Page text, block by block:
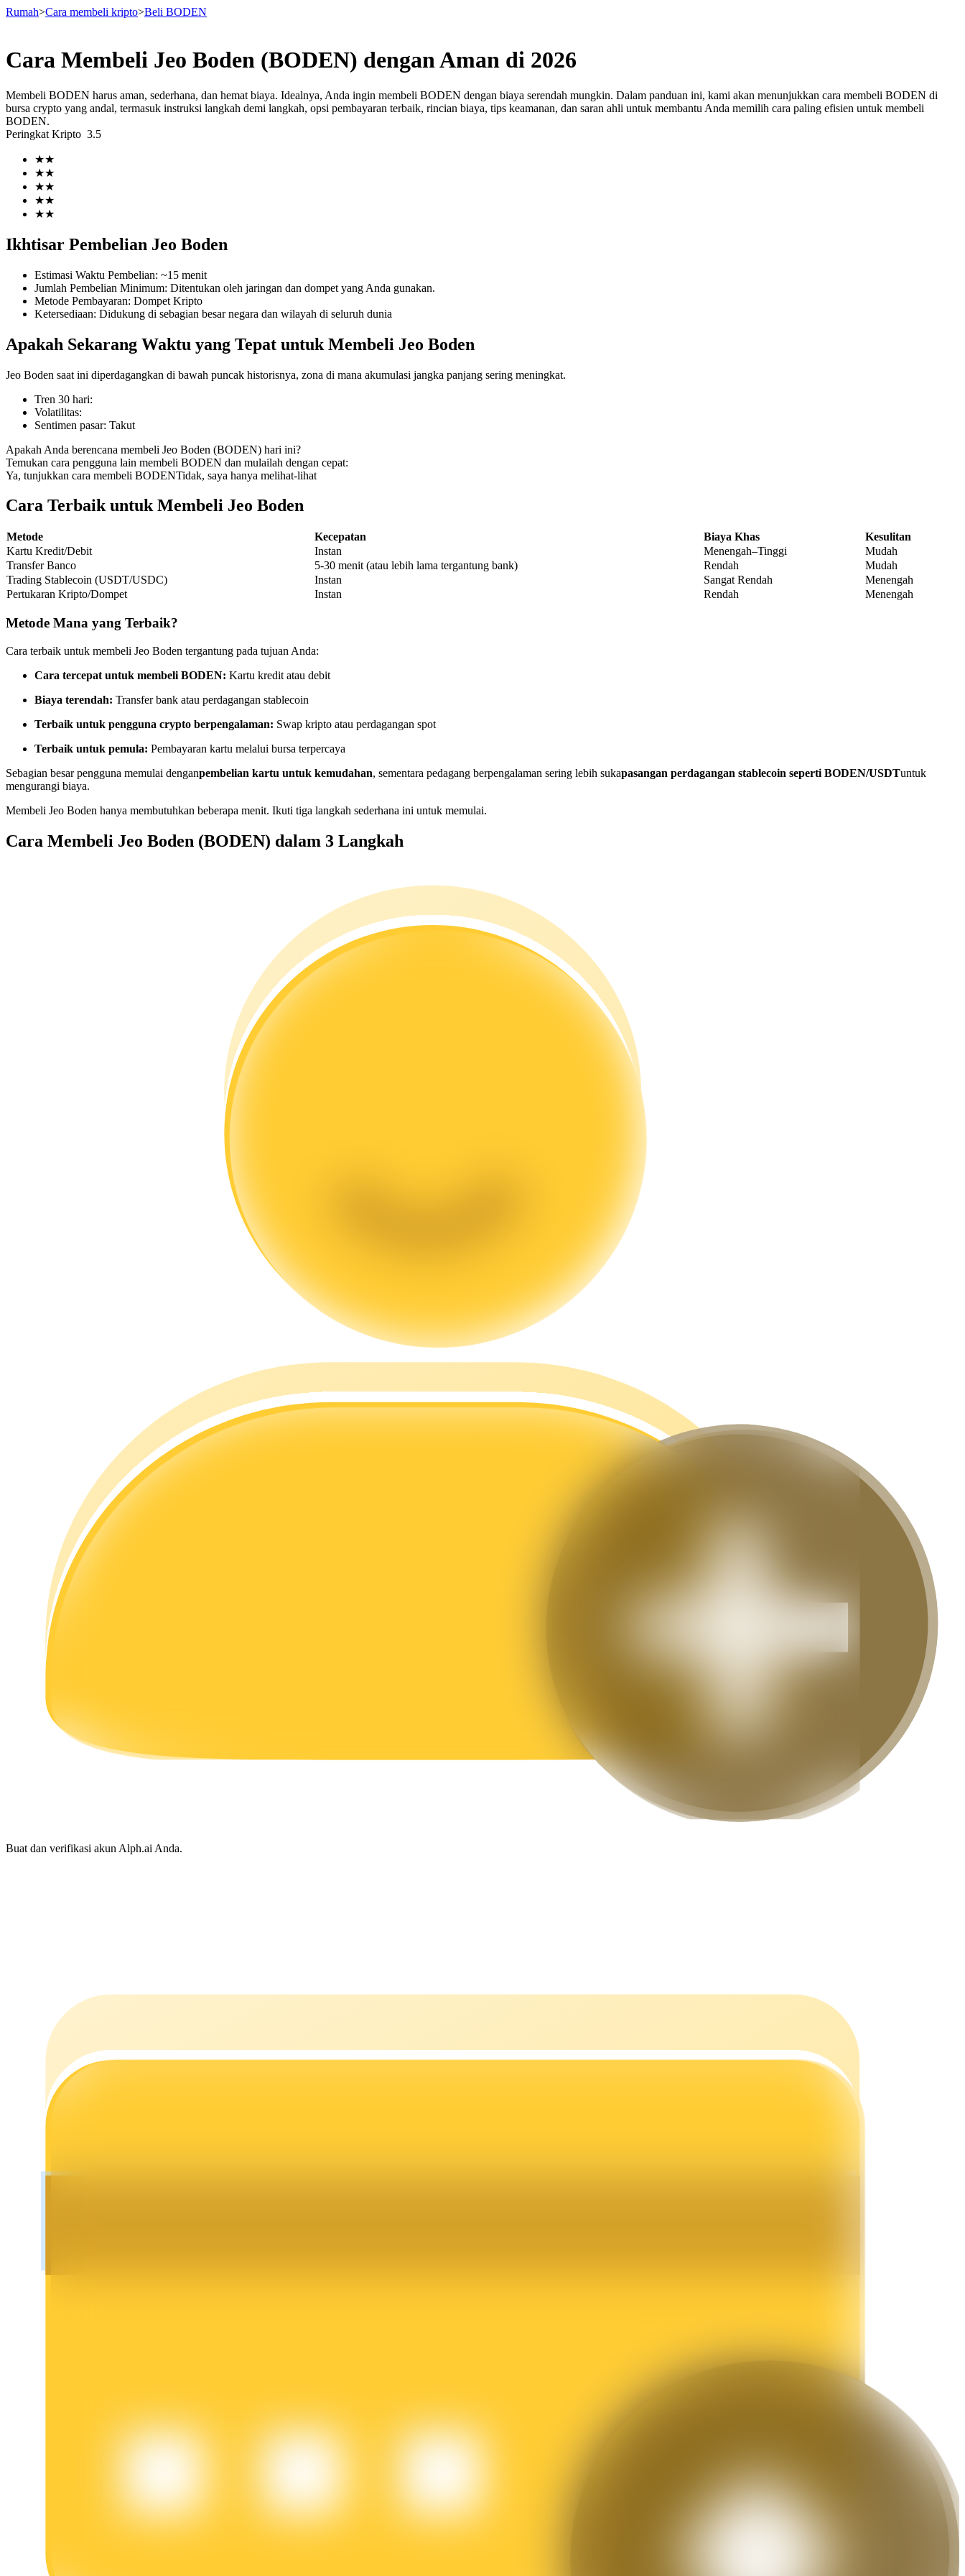
Berjangka
USDT Berjangka
Kontrak berjangka menggunakan USDT sebagai jaminannya
Mata Uang Kripto Berjangka
TradFi
Kontrak berjangka menggunakan USDC sebagai jaminannya
Copy Trading
Nikmati pembagian keuntungan dan komisi copy trading
Analisis data besar termasuk info perdagangan, dll.
Strategi perdagangan
Pelajari cara untuk tetap menghasilkan keuntungan
Menghasilkan
Launchpool
Rumah>Cara membeli kripto>Beli BODEN
Cara Membeli Jeo Boden (BODEN) dengan Aman di 2026
Membeli BODEN harus aman, sederhana, dan hemat biaya. Idealnya, Anda ingin membeli BODEN dengan biaya serendah mungkin. Dalam panduan ini, kami akan menunjukkan cara membeli BODEN di
bursa crypto yang andal, termasuk instruksi langkah demi langkah, opsi pembayaran terbaik, rincian biaya, tips keamanan, dan saran ahli untuk membantu Anda memilih cara paling efisien untuk membeli
BODEN.
Peringkat Kripto 3.5
★★
★★
★★
★★
★★
Ikhtisar Pembelian Jeo Boden
Estimasi Waktu Pembelian: ~15 menit
Jumlah Pembelian Minimum: Ditentukan oleh jaringan dan dompet yang Anda gunakan.
Metode Pembayaran: Dompet Kripto
Ketersediaan: Didukung di sebagian besar negara dan wilayah di seluruh dunia
Apakah Sekarang Waktu yang Tepat untuk Membeli Jeo Boden
Jeo Boden saat ini diperdagangkan di bawah puncak historisnya, zona di mana akumulasi jangka panjang sering meningkat.
Tren 30 hari:
Volatilitas:
Sentimen pasar: Takut
Apakah Anda berencana membeli Jeo Boden (BODEN) hari ini?
Temukan cara pengguna lain membeli BODEN dan mulailah dengan cepat:
Ya, tunjukkan cara membeli BODENTidak, saya hanya melihat-lihat
Cara Terbaik untuk Membeli Jeo Boden
Metode Kecepatan Biaya Khas
Kesulitan
Kartu Kredit/Debit
Instan Menengah–Tinggi
Mudah
Transfer Banco
5-30 menit (atau lebih lama tergantung bank) Rendah
Mudah
Trading Stablecoin (USDT/USDC)
Instan Sangat Rendah
Menengah
Pertukaran Kripto/Dompet
Instan Rendah Menengah
Metode Mana yang Terbaik?
Cara terbaik untuk membeli Jeo Boden tergantung pada tujuan Anda:
Cara tercepat untuk membeli BODEN: Kartu kredit atau debit
Biaya terendah: Transfer bank atau perdagangan stablecoin
Terbaik untuk pengguna crypto berpengalaman: Swap kripto atau perdagangan spot
Terbaik untuk pemula: Pembayaran kartu melalui bursa terpercaya
Sebagian besar pengguna memulai denganpembelian kartu untuk kemudahan, sementara pedagang berpengalaman sering lebih sukapasangan perdagangan stablecoin seperti BODEN/USDTuntuk
mengurangi biaya.
Membeli Jeo Boden hanya membutuhkan beberapa menit. Ikuti tiga langkah sederhana ini untuk memulai.
Cara Membeli Jeo Boden (BODEN) dalam 3 Langkah
Buat dan verifikasi akun Alph.ai Anda.